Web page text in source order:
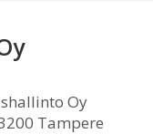
Oy
Tampere